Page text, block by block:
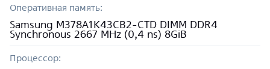
Оперативная память:
Samsung M378A1K43CB2-CTD DIMM DDR4
Synchronous 2667 MHz (0,4 ns) 8GiB
Процессор: